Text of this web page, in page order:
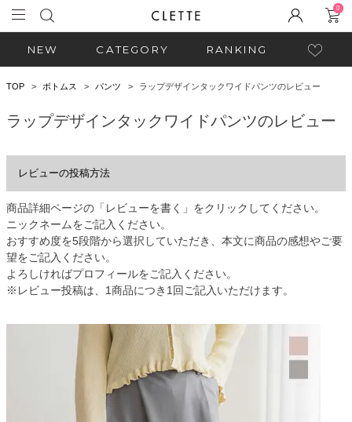
0
NEW CATEGORY RANKING
TOP ボトムス パンツ ラップデザインタックワイドパンツのレビュー
ラップデザインタックワイドパンツのレビュー
レビューの投稿方法
商品詳細ページの「レビューを書く」をクリックしてください。
ニックネームをご記入ください。
おすすめ度を5段階から選択していただき、本文に商品の感想やご要
望をご記入ください。
よろしければプロフィールをご記入ください。
※レビュー投稿は、1商品につき1回ご記入いただけます。